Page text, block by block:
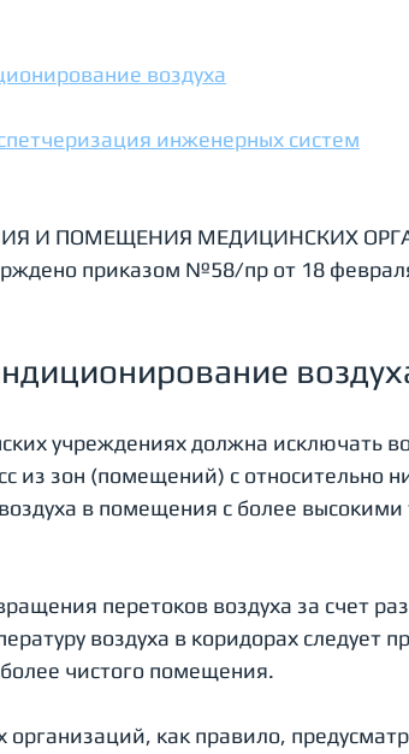
воздуха
инженерных систем
И ПОМЕЩЕНИЯ МЕДИЦИНСКИХ
приказом №58/пр от 18
учреждениях должна исключать
из зон (помещений) с относительно
в помещения с более
перетоков воздуха за счет
воздуха в коридорах следует
чистого помещения.
организаций, как правило,